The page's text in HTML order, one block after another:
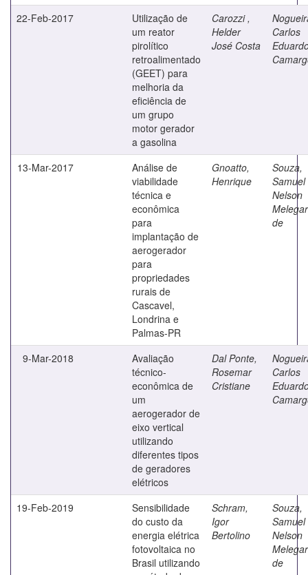
22-Feb-2017
Utilização de
um reator
pirolítico
retroalimentado
(GEET) para
melhoria da
eficiência de
um grupo
motor gerador
a gasolina
Carozzi ,
Helder
José Costa
Carlos
13-Mar-2017
Análise de
viabilidade
técnica e
econômica
para
implantação de
aerogerador
para
propriedades
rurais de
Cascavel,
Londrina e
Palmas-PR
Gnoatto,
Henrique
Souza,
Samuel
Nelson
de
9-Mar-2018
Avaliação
técnico-
econômica de
um
aerogerador de
eixo vertical
utilizando
diferentes tipos
de geradores
elétricos
Dal Ponte,
Rosemar
Cristiane
Carlos
19-Feb-2019
Sensibilidade
do custo da
energia elétrica
fotovoltaica no
Brasil utilizando
Schram,
Igor
Bertolino
Souza,
Samuel
Nelson
de